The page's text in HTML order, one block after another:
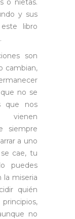
y sus
libro
son
cambian,
no se
que nos
vienen
siempre
a uno
cae, tu
puedes
la miseria
quién
no